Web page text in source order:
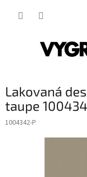
Lakovaná
taupe
1004342-P